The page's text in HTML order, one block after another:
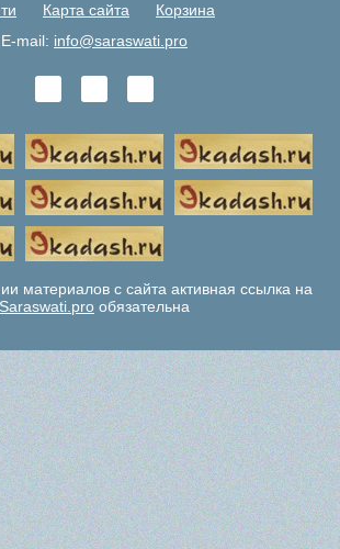
Карта сайта
Корзина
E-mail: info@saraswati.pro
материалов с сайта активная ссылка на
Saraswati.pro обязательна